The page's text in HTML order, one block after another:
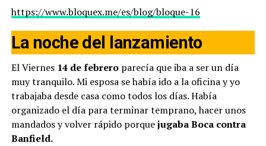
https://www.bloquex.me/es/blog/bloque-16
La noche del lanzamiento
El Viernes 14 de febreroparecía que iba a ser un día
muy tranquilo. Mi esposa se había ido a la oficina y yo
trabajaba desde casa como todos los días. Había
organizado el día para terminar temprano, hacer unos
mandados y volver rápido porquejugaba Boca contra
Banfield.